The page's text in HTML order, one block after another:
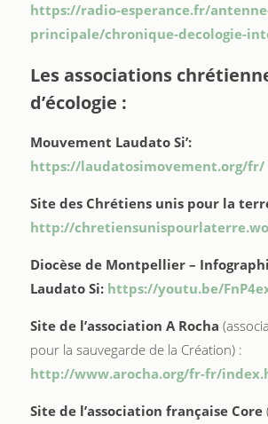
https://radio-esperance.fr/
principale/chronique-decologie-
Les associations
d’écologie :
Mouvement Laudato Si’:
https://laudatosimovement.org/fr/
Site des Chrétiens unis pour la
http://
Diocèse de Montpellier –
Laudato Si: https://youtu.be/
Site de l’association A Rocha
pour la sauvegarde de la Création) :
http://www.arocha.org/fr-fr/
Site de l’association française Core